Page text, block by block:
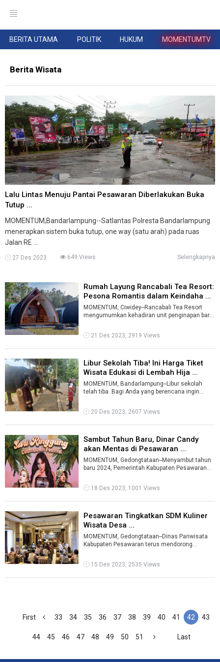
BERITA UTAMA POLITIK HUKUM MOMENTUMTV
Berita Wisata
Lalu Lintas Menuju Pantai Pesawaran Diberlakukan Buka
Tutup ...
MOMENTUM,Bandarlampung--Satlantas Polresta Bandarlampung
menerapkan sistem buka tutup, one way (satu arah) pada ruas
Jalan RE ...
27 Des 2023 649 Views Selengkapnya
Rumah Layung Rancabali Tea Resort:
Pesona Romantis dalam Keindaha ...
MOMENTUM, Ciwidey--Rancabali Tea Resort
mengumumkan kehadiran unit penginapan baru
...
21 Des 2023, 2919 Views
Libur Sekolah Tiba! Ini Harga Tiket
Wisata Edukasi di Lembah Hija ...
MOMENTUM, Bandarlampung--Libur sekolah
telah tiba. Bagi Anda yang berencana ingin
20 Des 2023, 2607 Views
Sambut Tahun Baru, Dinar Candy
akan Mentas di Pesawaran ...
MOMENTUM, Gedongtataan--Menyambut tahun
baru 2024, Pemerintah Kabupaten Pesawaran
...
18 Des 2023, 1001 Views
Pesawaran Tingkatkan SDM Kuliner
Wisata Desa ...
MOMENTUM, Gedongtataan--Dinas Pariwisata
Kabupaten Pesawaran terus mendorong
UMKM di b ...
15 Des 2023, 2535 Views
First 33 34 35 36 37 38 39 40 41 42 43
44 45 46 47 48 49 50 51 Last